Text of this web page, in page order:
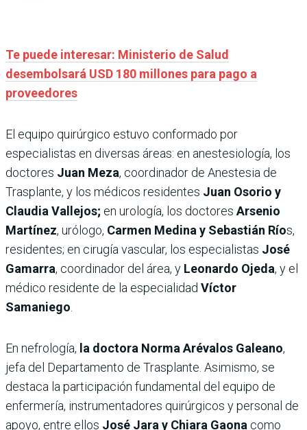
Te puede interesar: Ministerio de Salud
desembolsará USD 180 millones para pago a
proveedores
El equipo quirúrgico estuvo conformado por
especialistas en diversas áreas: en anestesiología, los
doctores Juan Meza, coordinador de Anestesia de
Trasplante, y los médicos residentes Juan Osorio y
Claudia Vallejos; en urología, los doctores Arsenio
Martínez, urólogo, Carmen Medina y Sebastián Ríos,
residentes; en cirugía vascular, los especialistas José
Gamarra, coordinador del área, y Leonardo Ojeda, y el
médico residente de la especialidad Víctor
Samaniego
En nefrología, la doctora Norma Arévalos Galeano,
jefa del Departamento de Trasplante. Asimismo, se
destaca la participación fundamental del equipo de
enfermería, instrumentadores quirúrgicos y personal de
apoyo, entre ellos José Jara y Chiara Gaona como